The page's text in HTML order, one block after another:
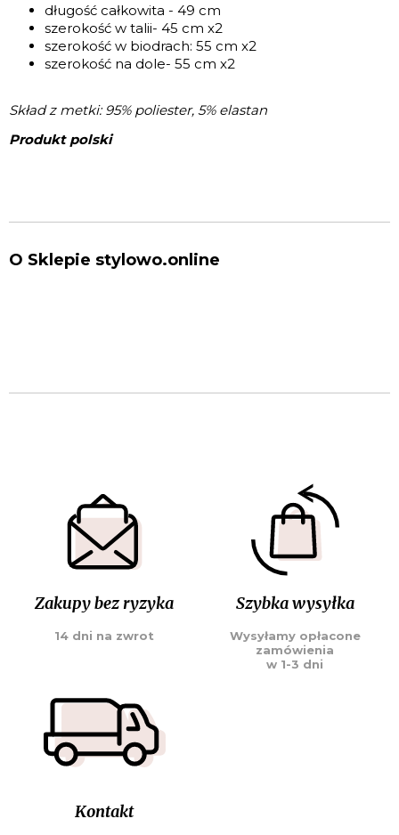
długość całkowita - 49 cm
szerokość w talii- 45 cm x2
szerokość w biodrach: 55 cm x2
szerokość na dole- 55 cm x2
Skład z metki: 95% poliester, 5% elastan
Produkt polski
O Sklepie stylowo.online
Zakupy bez ryzyka
14 dni na zwrot
Szybka wysyłka
Wysyłamy opłacone
zamówienia
w 1-3 dni
Kontakt